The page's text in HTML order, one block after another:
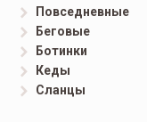
Повседневные
Беговые
Ботинки
Кеды
Сланцы